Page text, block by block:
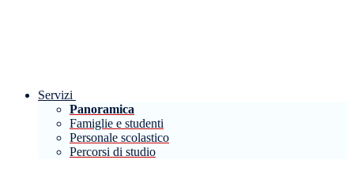
Servizi
Panoramica
Famiglie e studenti
Personale scolastico
Percorsi di studio